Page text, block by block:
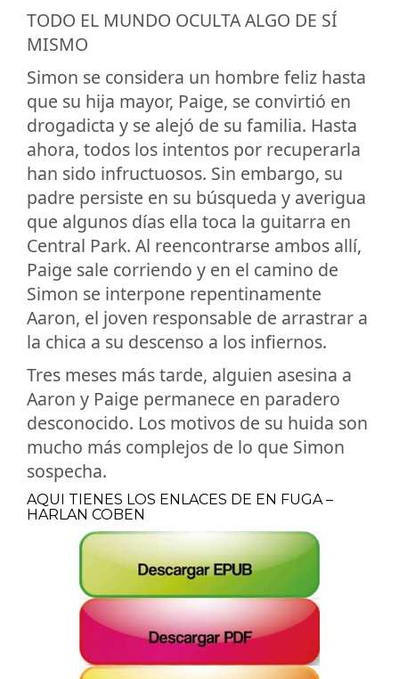
TODO EL MUNDO OCULTA ALGO DE SÍ
MISMO
Simon se considera un hombre feliz hasta
que su hija mayor, Paige, se convirtió en
drogadicta y se alejó de su familia. Hasta
ahora, todos los intentos por recuperarla
han sido infructuosos. Sin embargo, su
padre persiste en su búsqueda y averigua
que algunos días ella toca la guitarra en
Central Park. Al reencontrarse ambos allí,
Paige sale corriendo y en el camino de
Simon se interpone repentinamente
Aaron, el joven responsable de arrastrar a
la chica a su descenso a los infiernos.
Tres meses más tarde, alguien asesina a
Aaron y Paige permanece en paradero
desconocido. Los motivos de su huida son
mucho más complejos de lo que Simon
sospecha.
AQUI TIENES LOS ENLACES DE EN FUGA –
HARLAN COBEN